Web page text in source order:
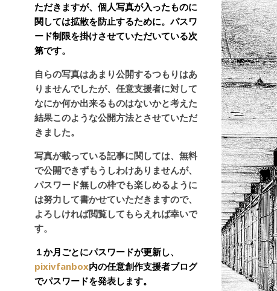
ただきますが、個人写真が入ったものに
関しては拡散を防止するために。パスワ
ード制限を掛けさせていただいている次
第です。
自らの写真はあまり公開するつもりはあ
りませんでしたが、任意支援者に対して
なにか何か出来るものはないかと考えた
結果このような公開方法とさせていただ
きました。
写真が載っている記事に関しては、無料
で公開できずもうしわけありませんが、
パスワード無しの枠でも楽しめるように
は努力して書かせていただきますので、
よろしければ閲覧してもらえれば幸いで
す。
１か月ごとにパスワードが更新し、
pixivfanbox内の任意創作支援者ブログ
でパスワードを発表します。